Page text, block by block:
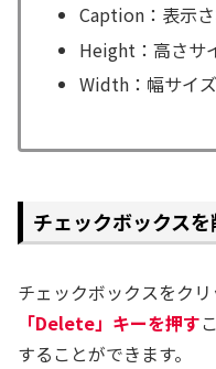
Caption：表示
Height：高さサ
Width：幅サイズ
チェックボックス
チェックボックスをクリ
「Delete」キーを押す
することができます。